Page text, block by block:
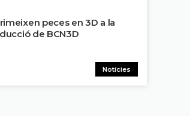
Notícies
peces en 3D a la
de BCN3D